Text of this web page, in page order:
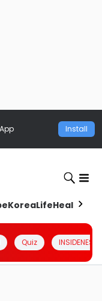
Install
KoreaLifeHealth
Quiz INSIDENESIA